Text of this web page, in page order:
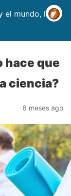
el mundo, las
hace que
ciencia?
6 meses ago